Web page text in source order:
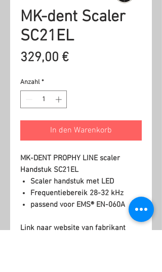
MK-dent Scaler
SC21EL
329,00 €Preis
Anzahl *
In den Warenkorb
MK-DENT PROPHY LINE scaler
Handstuk SC21EL
Scaler handstuk met LED
Frequentiebereik 28-32 kHz
passend voor EMS® EN-060A
Link naar website van fabrikant